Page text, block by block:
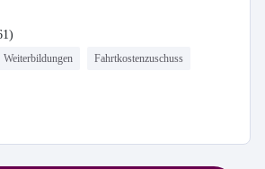
Weiterbildungen Fahrtkostenzuschuss